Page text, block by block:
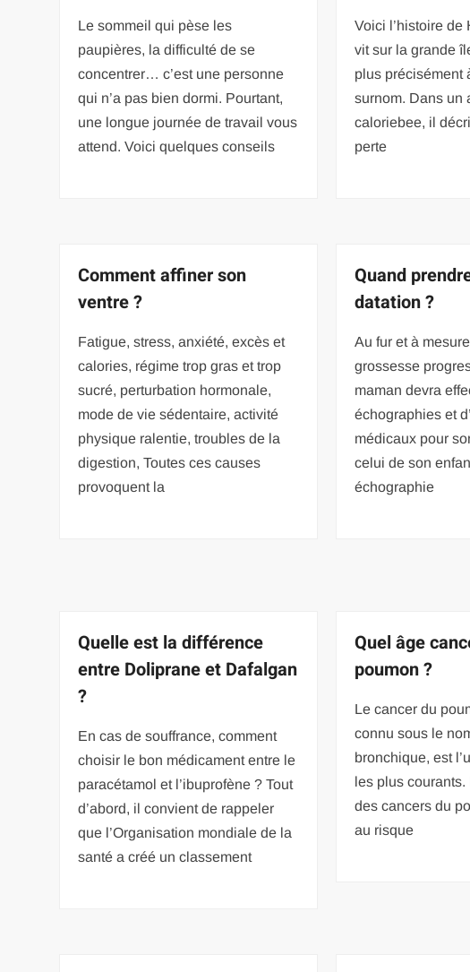
Le sommeil qui pèse les
paupières, la difficulté de se
concentrer… c’est une personne
qui n’a pas bien dormi. Pourtant,
une longue journée de travail vous
attend. Voici quelques conseils
Voici l’histoire
vit sur la grande
plus précisément
surnom. Dans un
caloriebee, il
perte
Comment affiner son
ventre ?
Fatigue, stress, anxiété, excès et
calories, régime trop gras et trop
sucré, perturbation hormonale,
mode de vie sédentaire, activité
physique ralentie, troubles de la
digestion, Toutes ces causes
provoquent la
Quand
datation ?
Au fur et à
grossesse
maman devra
échographies et
médicaux pour
celui de son
échographie
Quelle est la différence
entre Doliprane et Dafalgan
?
En cas de souffrance, comment
choisir le bon médicament entre le
paracétamol et l’ibuprofène ? Tout
d’abord, il convient de rappeler
que l’Organisation mondiale de la
santé a créé un classement
Quel âge
poumon ?
Le cancer du
connu sous le
bronchique, est
les plus
des cancers du
au risque